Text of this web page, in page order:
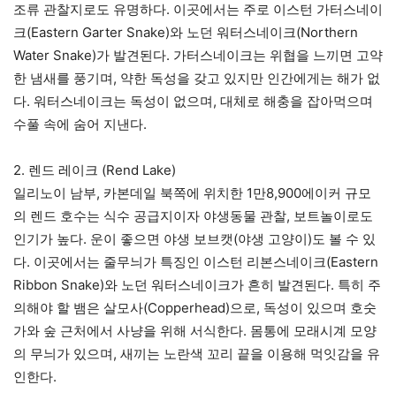
조류 관찰지로도 유명하다. 이곳에서는 주로 이스턴 가터스네이
크(Eastern Garter Snake)와 노던 워터스네이크(Northern
Water Snake)가 발견된다. 가터스네이크는 위협을 느끼면 고약
한 냄새를 풍기며, 약한 독성을 갖고 있지만 인간에게는 해가 없
다. 워터스네이크는 독성이 없으며, 대체로 해충을 잡아먹으며
수풀 속에 숨어 지낸다.
2. 렌드 레이크 (Rend Lake)
일리노이 남부, 카본데일 북쪽에 위치한 1만8,900에이커 규모
의 렌드 호수는 식수 공급지이자 야생동물 관찰, 보트놀이로도
인기가 높다. 운이 좋으면 야생 보브캣(야생 고양이)도 볼 수 있
다. 이곳에서는 줄무늬가 특징인 이스턴 리본스네이크(Eastern
Ribbon Snake)와 노던 워터스네이크가 흔히 발견된다. 특히 주
의해야 할 뱀은 살모사(Copperhead)으로, 독성이 있으며 호숫
가와 숲 근처에서 사냥을 위해 서식한다. 몸통에 모래시계 모양
의 무늬가 있으며, 새끼는 노란색 꼬리 끝을 이용해 먹잇감을 유
인한다.